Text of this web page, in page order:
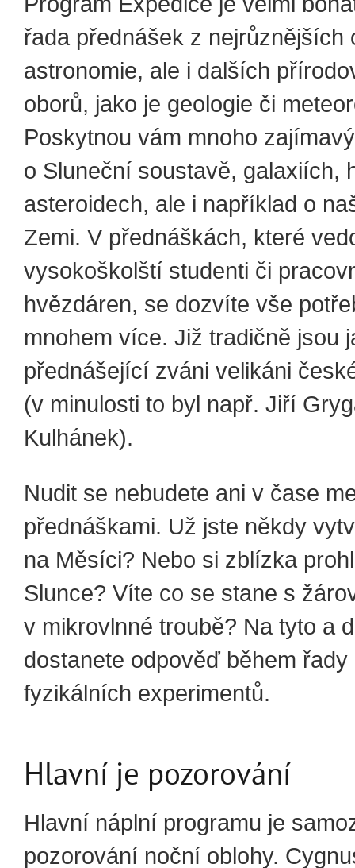
řada přednášek z nejrůznějších
astronomie, ale i dalších
oborů, jako je geologie či
Poskytnou vám mnoho
o Sluneční soustavě, galaxiích,
asteroidech, ale i například o
Zemi. V přednáškách, které
vysokoškolští studenti či
hvězdáren, se dozvíte vše
mnohem více. Již tradičně jsou
přednášející zváni velikáni
(v minulosti to byl např. Jiří
Kulhánek).
Nudit se nebudete ani v čase
přednáškami. Už jste někdy
na Měsíci? Nebo si zblízka
Slunce? Víte co se stane s
v mikrovlnné troubě? Na tyto a
dostanete odpověď během
fyzikálních experimentů.
Hlavní je pozorování
Hlavní náplní programu je
pozorování noční oblohy.